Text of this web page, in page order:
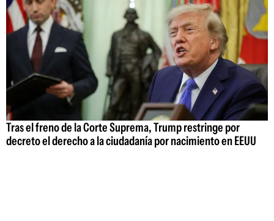
Tras el freno de la Corte Suprema, Trump restringe por
decreto el derecho a la ciudadanía por nacimiento en EEUU